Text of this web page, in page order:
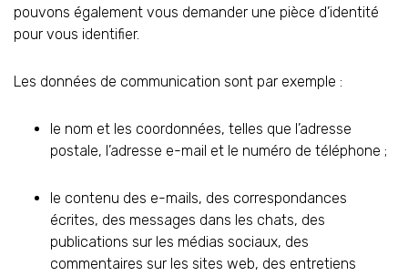
pouvons également vous demander une pièce d’identité
pour vous identifier.
Les données de communication sont par exemple :
le nom et les coordonnées, telles que l’adresse
postale, l’adresse e-mail et le numéro de téléphone ;
le contenu des e-mails, des correspondances
écrites, des messages dans les chats, des
publications sur les médias sociaux, des
commentaires sur les sites web, des entretiens